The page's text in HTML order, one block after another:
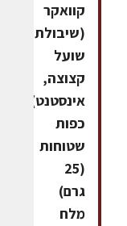
קוואקר
(שיבולת
שועל
קצוצה,
כפות
שטוחות
(25
גרם)
מלח